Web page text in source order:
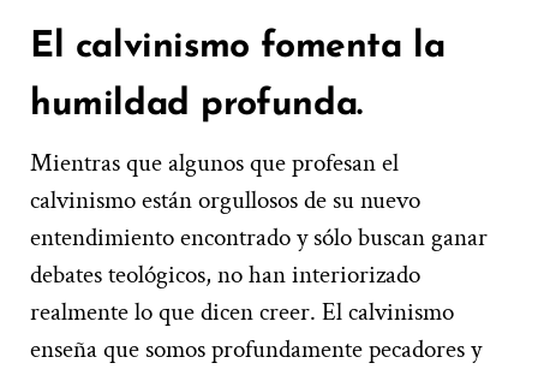
El calvinismo fomenta la
humildad profunda.
Mientras que algunos que profesan el
calvinismo están orgullosos de su nuevo
entendimiento encontrado y sólo buscan ganar
debates teológicos, no han interiorizado
realmente lo que dicen creer. El calvinismo
enseña que somos profundamente pecadores y